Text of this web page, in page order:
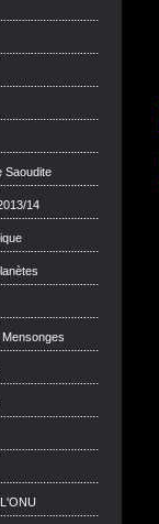
Saoudite
14